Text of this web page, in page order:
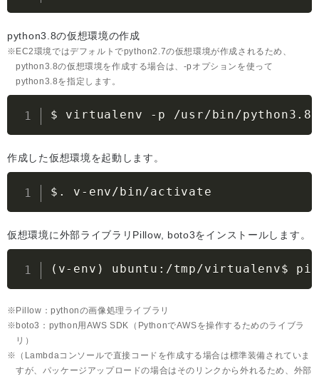
python3.8の仮想環境の作成
EC2環境ではデフォルトでpython2.7の仮想環境が作成されるため、
python3.8の仮想環境を作成する場合は、-pオプションを使って
python3.8を指定します。
$ virtualenv -p /usr/bin/python3.8
作成した仮想環境を起動します。
$. v-env/bin/activate
仮想環境に外部ライブラリPillow, boto3をインストールします。
( v-env ) ubuntu:/tmp/virtualenv$
Pillow：pythonの画像処理ライブラリ
boto3：python用AWS SDK（PythonでAWSを操作するためのライブラ
リ）
（Lambdaコンソールで直接コードを作成する場合は標準装備されていま
すが、パッケージアップロードの場合はそのリンクから外れるため、外部